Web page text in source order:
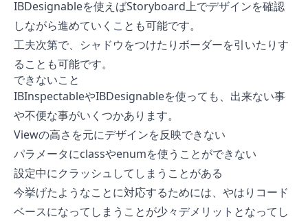
IBDesignableを使えばStoryboard上でデザインを確認
しながら進めていくことも可能です。
工夫次第で、シャドウをつけたりボーダーを引いたりす
ることも可能です。
できないこと
IBInspectableやIBDesignableを使っても、出来ない事
や不便な事がいくつかあります。
Viewの高さを元にデザインを反映できない
パラメータにclassやenumを使うことができない
設定中にクラッシュしてしまうことがある
今挙げたようなことに対応するためには、やはりコード
ベースになってしまうことが少々デメリットとなってし